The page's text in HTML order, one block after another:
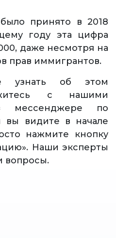
принято в 2018
году эта цифра
даже несмотря на
прав иммигрантов.
узнать об этом
с нашими
мессенджере по
вы видите в начале
нажмите кнопку
Наши эксперты
вопросы.